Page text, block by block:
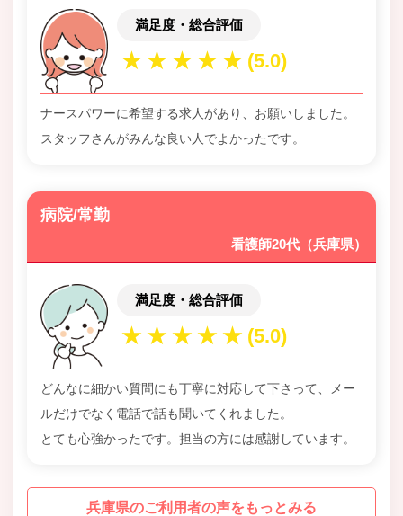
満足度・総合評価
ナースパワーに希望する求人があり、お願いしました。
スタッフさんがみんな良い人でよかったです。
病院/常勤
看護師20代（兵庫県）
満足度・総合評価
どんなに細かい質問にも丁寧に対応して下さって、メー
ルだけでなく電話で話も聞いてくれました。
とても心強かったです。担当の方には感謝しています。
兵庫県のご利用者の声をもっとみる